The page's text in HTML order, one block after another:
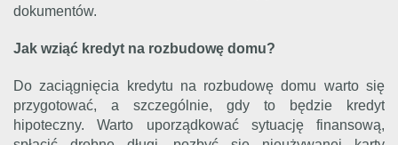
dokumentów.
Jak wziąć kredyt na rozbudowę domu?
Do zaciągnięcia kredytu na rozbudowę domu warto się
przygotować, a szczególnie, gdy to będzie kredyt
hipoteczny. Warto uporządkować sytuację finansową,